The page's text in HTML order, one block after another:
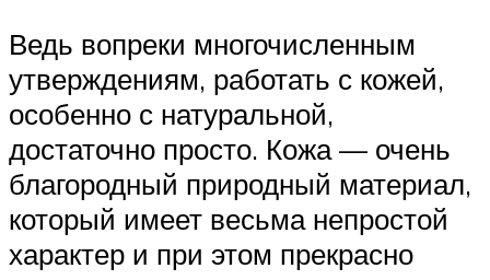
Ведь вопреки многочисленным
утверждениям, работать с кожей,
особенно с натуральной,
достаточно просто. Кожа — очень
благородный природный материал,
который имеет весьма непростой
характер и при этом прекрасно